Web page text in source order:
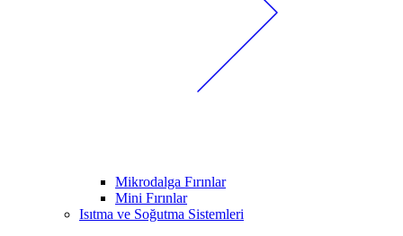
Mikrodalga Fırınlar
Mini Fırınlar
Isıtma ve Soğutma Sistemleri